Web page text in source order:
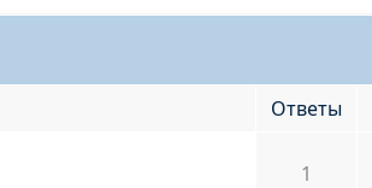
Ответы
1